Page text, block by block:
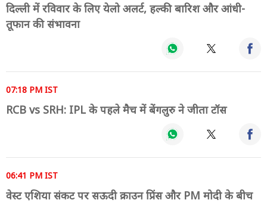
दिल्ली में रविवार के लिए येलो अलर्ट, हल्की बारिश और आंधी-
तूफान की संभावना
07:18 PM IST
RCB vs SRH: IPL के पहले मैच में बेंगलुरु ने जीता टॉस
06:41 PM IST
वेस्ट एशिया संकट पर सऊदी क्राउन प्रिंस और PM मोदी के बीच